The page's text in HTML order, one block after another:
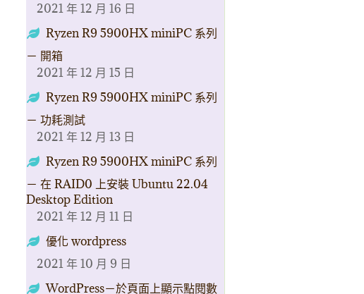
2021 年 12 月 16 日
Ryzen R9 5900HX miniPC 系列
－ 開箱
2021 年 12 月 15 日
Ryzen R9 5900HX miniPC 系列
－ 功耗測試
2021 年 12 月 13 日
Ryzen R9 5900HX miniPC 系列
－ 在 RAID0 上安裝 Ubuntu 22.04
Desktop Edition
2021 年 12 月 11 日
優化 wordpress
2021 年 10 月 9 日
WordPress－於頁面上顯示點閱數